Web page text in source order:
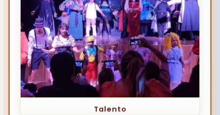
Talento